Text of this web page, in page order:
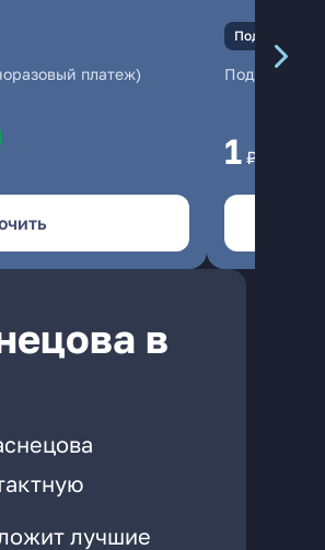
платеж)
Подключение
1 ₽/мес
в
лучшие